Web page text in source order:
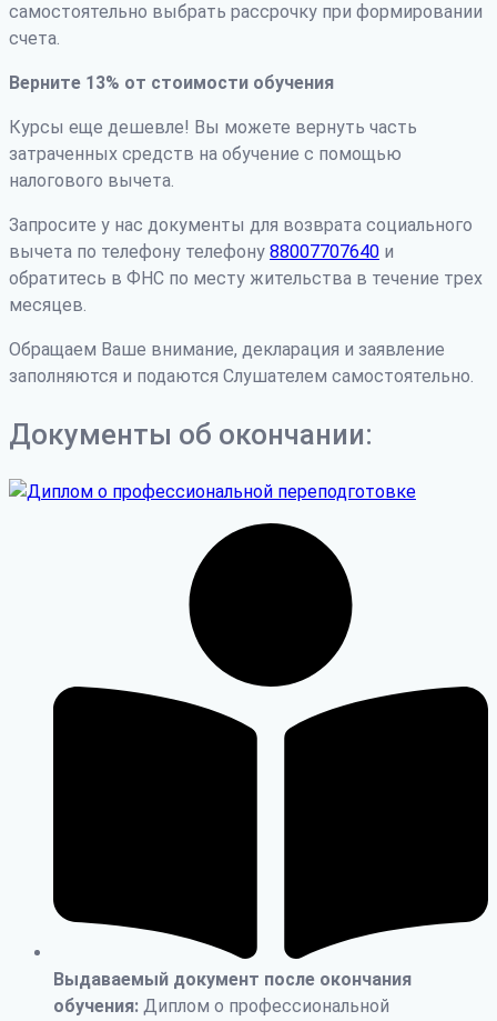
самостоятельно выбрать рассрочку при формировании
счета.
Верните 13% от стоимости обучения
Курсы еще дешевле! Вы можете вернуть часть
затраченных средств на обучение с помощью
налогового вычета.
Запросите у нас документы для возврата социального
вычета по телефону телефону 88007707640 и
обратитесь в ФНС по месту жительства в течение трех
месяцев.
Обращаем Ваше внимание, декларация и заявление
заполняются и подаются Слушателем самостоятельно.
Документы об окончании:
Выдаваемый документ после окончания
обучения: Диплом о профессиональной